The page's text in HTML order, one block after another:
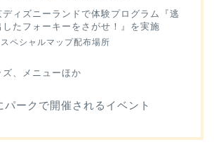
ディズニーランドで体験プログラム『逃
したフォーキーをさがせ！』を実施
スペシャルマップ配布場所
ズ、メニューほか
パークで開催されるイベント